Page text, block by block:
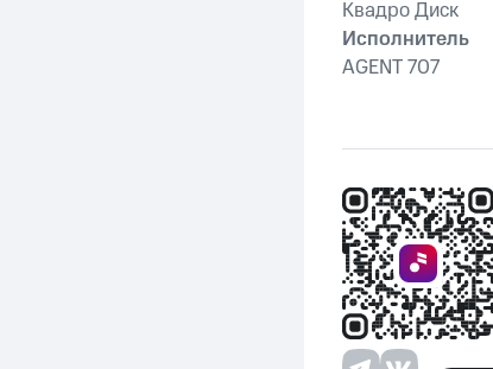
Квадро Диск
Исполнитель
AGENT 707